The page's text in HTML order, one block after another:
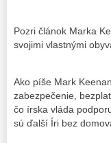
Pozri článok Marka
svojimi vlastnými
Ako píše Mark
zabezpečenie,
čo írska vláda
sú ďalší Íri bez